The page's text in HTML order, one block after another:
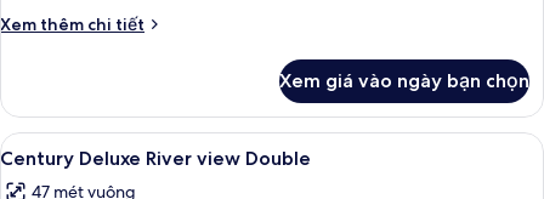
Xem thêm chi tiết
Chi
Century
Deluxe
Double
Xem giá vào ngày bạn chọn
Xem
tất
Century Deluxe River view Double |
22
Century Deluxe River view Double
47 mét vuông